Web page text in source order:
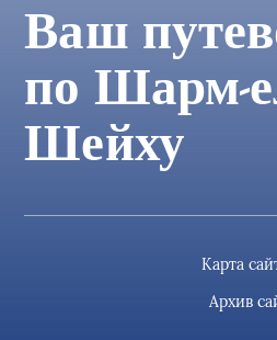
Ваш
по Шарм-
Шейху
Карта
Архив